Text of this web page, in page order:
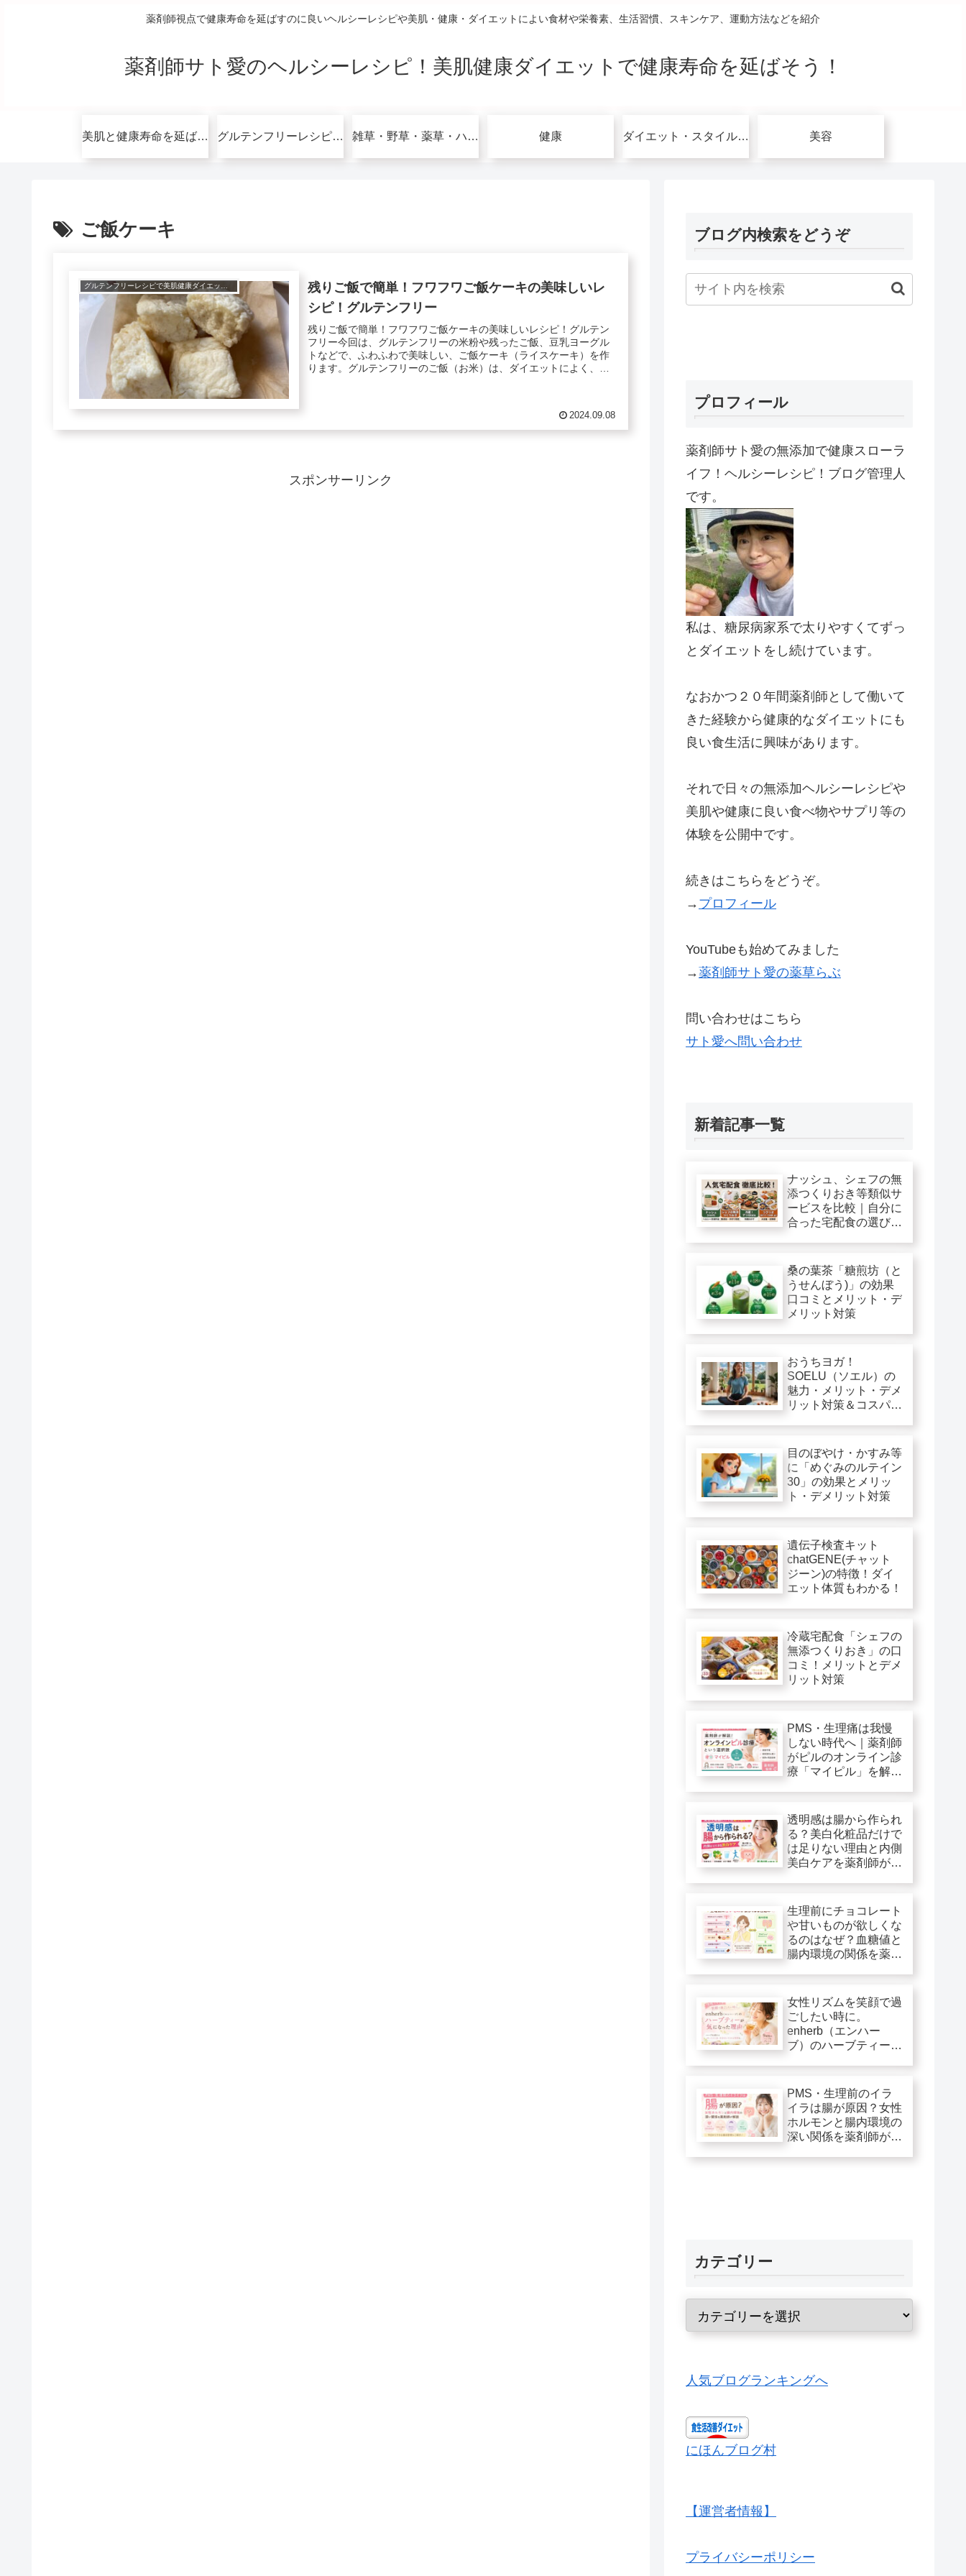
薬剤師視点で健康寿命を延ばすのに良いヘルシーレシピや美肌・健康・ダイエットによい食材や栄養素、生活習慣、スキンケア、運動方法などを紹介
薬剤師サト愛のヘルシーレシピ！美肌健康ダイエットで健康寿命を延ばそう！
美肌と健康寿命を延ばすコツ無料講座 グルテンフリーレシピで美肌健康ダイエット！ 雑草・野草・薬草・ハーブ 健康 ダイエット・スタイルアップ関連 美容
ご飯ケーキ
残りご飯で簡単！フワフワご飯ケーキの美味しいレ
シピ！グルテンフリー
残りご飯で簡単！フワフワご飯ケーキの美味しいレシピ！グルテン
フリー今回は、グルテンフリーの米粉や残ったご飯、豆乳ヨーグル
トなどで、ふわふわで美味しい、ご飯ケーキ（ライスケーキ）を作
ります。グルテンフリーのご飯（お米）は、ダイエットによく、
2024.09.08
スポンサーリンク
ブログ内検索をどうぞ
プロフィール
薬剤師サト愛の無添加で健康スローラ
イフ！ヘルシーレシピ！ブログ管理人
です。
私は、糖尿病家系で太りやすくてずっ
とダイエットをし続けています。
なおかつ２０年間薬剤師として働いて
きた経験から健康的なダイエットにも
良い食生活に興味があります。
それで日々の無添加ヘルシーレシピや
美肌や健康に良い食べ物やサプリ等の
体験を公開中です。
続きはこちらをどうぞ。
→ プロフィール
YouTubeも始めてみました
→薬剤師サト愛の薬草らぶ
問い合わせはこちら
サト愛へ問い合わせ
新着記事一覧
ナッシュ、シェフの無
添つくりおき等類似サ
ービスを比較｜自分に
合った宅配食の選び
桑の葉茶「糖煎坊（と
うせんぼう)」の効果
口コミとメリット・デ
メリット対策
おうちヨガ！
SOELU（ソエル）の
魅力・メリット・デメ
リット対策＆コスパ徹
目のぼやけ・かすみ等
に「めぐみのルテイン
30」の効果とメリッ
ト・デメリット対策
遺伝子検査キット
chatGENE(チャット
ジーン)の特徴！ダイ
エット体質もわかる！
冷蔵宅配食「シェフの
無添つくりおき」の口
コミ！メリットとデメ
リット対策
PMS・生理痛は我慢
しない時代へ｜薬剤師
がピルのオンライン診
療「マイピル」を解
透明感は腸から作られ
る？美白化粧品だけで
は足りない理由と内側
美白ケアを薬剤師が解
生理前にチョコレート
や甘いものが欲しくな
るのはなぜ？血糖値と
腸内環境の関係を薬剤
女性リズムを笑顔で過
ごしたい時に。
enherb（エンハー
ブ）のハーブティーが
PMS・生理前のイラ
イラは腸が原因？女性
ホルモンと腸内環境の
深い関係を薬剤師が解
カテゴリー
人気ブログランキングへ
にほんブログ村
【運営者情報】
プライバシーポリシー